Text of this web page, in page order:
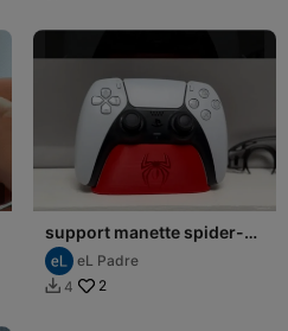
support manette spider-
man eL Padre
 4 2